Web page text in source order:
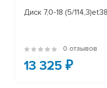
Диск 7,0-18 (5/
0 отзывов
13 325 ₽